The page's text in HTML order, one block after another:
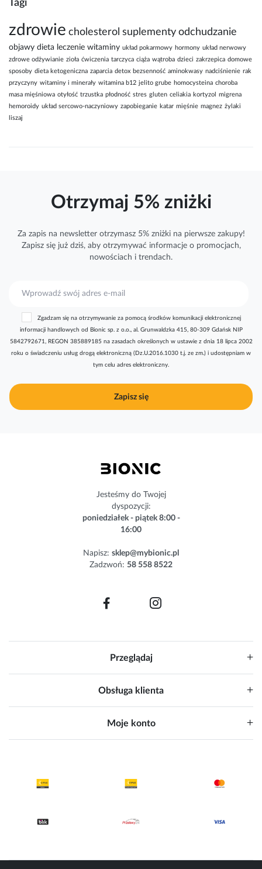
Tagi
zdrowie cholesterol suplementy odchudzanie
objawy dieta leczenie witaminy układ pokarmowy hormony układ nerwowy
zdrowe odżywianie zioła ćwiczenia tarczyca ciąża wątroba dzieci zakrzepica domowe
sposoby dieta ketogeniczna zaparcia detox bezsenność aminokwasy nadciśnienie rak
przyczyny witaminy i minerały witamina b12 jelito grube homocysteina choroba
masa mięśniowa otyłość trzustka płodność stres gluten celiakia kortyzol
migrena
hemoroidy układ sercowo-naczyniowy zapobieganie katar mięśnie magnez żylaki
liszaj
Otrzymaj 5% zniżki
Za zapis na newsletter otrzymasz 5% zniżki na pierwsze zakupy!
Zapisz się już dziś, aby otrzymywać informacjeo promocjach,
nowościach i trendach.
r
y
j
n
Zapisz się
Zgadzam się na otrzymywanie za pomocą środków komunikacji elektronicznej
informacji handlowych od Bionic sp. z o.o., al. Grunwaldzka 415, 80-309 Gdańsk NIP
5842792671, REGON 385889185 na zasadach określonych w ustawie z dnia 18 lipca 2002
roku o świadczeniu usług drogą elektroniczną (Dz.U.2016.1030 t.j. ze zm.) i udostępniam w
tym celu adres elektroniczny.
Jesteśmy do Twojej
dyspozycji:
poniedziałek - piątek 8:00 -
16:00
Napisz: sklep@mybionic.pl
Zadzwoń: 58 558 8522
Przeglądaj
Obsługa klienta
Moje konto